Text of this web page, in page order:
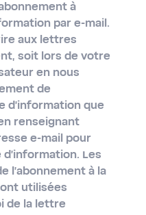
à
par e-mail.
aux lettres
soit lors de votre
en nous
de
d'information que
renseignant
e-mail pour
d'information. Les
l'abonnement à la
utilisées
de la lettre